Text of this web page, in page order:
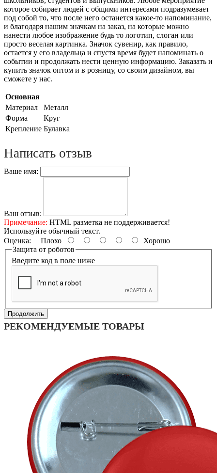
которое собирает людей с общими интересами подразумевает
под собой то, что после него останется какое-то напоминание,
и благодаря нашим значкам на заказ, на которые можно
нанести любое изображение будь то логотип, слоган или
просто веселая картинка. Значок сувенир, как правило,
остается у его владельца и спустя время будет напоминать о
событии и продолжать нести ценную информацию. Заказать и
купить значок оптом и в розницу, со своим дизайном, вы
сможете у нас.
Основная
Материал
Металл
Форма
Круг
Крепление Булавка
Написать отзыв
Ваше имя:
Ваш отзыв:
Примечание: HTML разметка не поддерживается!
Используйте обычный текст.
Оценка: Плохо
Хорошо
Защита от роботов
Введите код в поле ниже
Продолжить
РЕКОМЕНДУЕМЫЕ ТОВАРЫ